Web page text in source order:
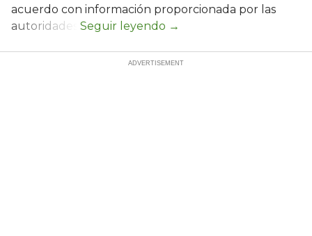
acuerdo con información proporcionada por las
autoridades.